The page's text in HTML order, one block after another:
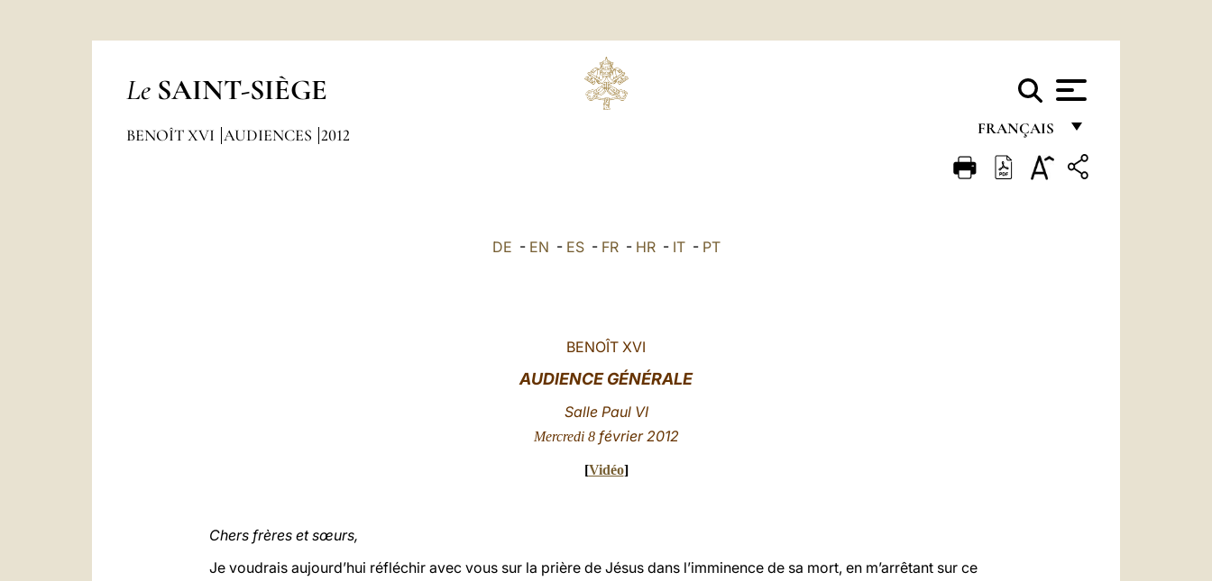
Le SAINT-SIÈGE
FRANÇAIS
FRANÇAIS
BENOÎT XVI AUDIENCES 2012
DE - EN - ES- FR- HR- IT- PT
BENOÎT XVI
AUDIENCE GÉNÉRALE
Salle Paul VI
Mercredi 8février 2012
[Vidéo]
Chers frères et sœurs,
Je voudrais aujourd’hui réfléchir avec vous sur la prière de Jésus dans l’imminence de sa mort, en m’arrêtant sur ce